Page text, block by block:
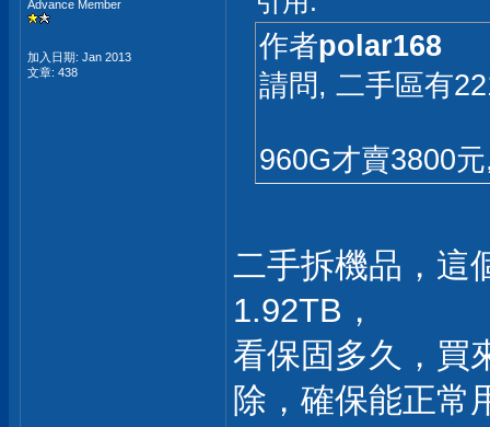
Advance Member
加入日期: Jan 2013
文章: 438
作者polar168
請問, 二手區有
960G才賣3800
二手拆機品，這
1.92TB，
看保固多久，買
除，確保能正常